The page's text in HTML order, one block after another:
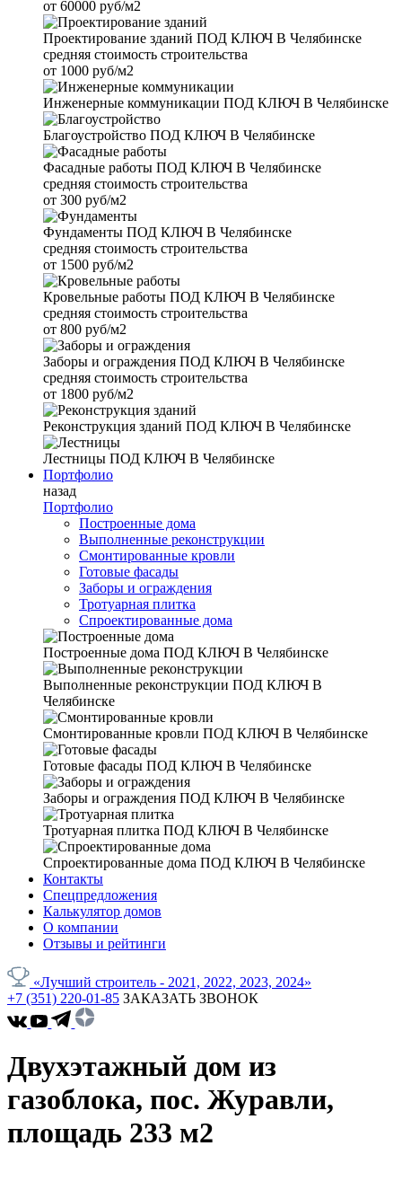
от 60000 руб/м2
Проектирование зданий ПОД КЛЮЧ В Челябинске
средняя стоимость строительства
от 1000 руб/м2
Инженерные коммуникации ПОД КЛЮЧ В Челябинске
Благоустройство ПОД КЛЮЧ В Челябинске
Фасадные работы ПОД КЛЮЧ В Челябинске
средняя стоимость строительства
от 300 руб/м2
Фундаменты ПОД КЛЮЧ В Челябинске
средняя стоимость строительства
от 1500 руб/м2
Кровельные работы ПОД КЛЮЧ В Челябинске
средняя стоимость строительства
от 800 руб/м2
Заборы и ограждения ПОД КЛЮЧ В Челябинске
средняя стоимость строительства
от 1800 руб/м2
Реконструкция зданий ПОД КЛЮЧ В Челябинске
Лестницы ПОД КЛЮЧ В Челябинске
Портфолио
назад
Портфолио
Построенные дома
Выполненные реконструкции
Смонтированные кровли
Готовые фасады
Заборы и ограждения
Тротуарная плитка
Спроектированные дома
Построенные дома ПОД КЛЮЧ В Челябинске
Выполненные реконструкции ПОД КЛЮЧ В
Челябинске
Смонтированные кровли ПОД КЛЮЧ В Челябинске
Готовые фасады ПОД КЛЮЧ В Челябинске
Заборы и ограждения ПОД КЛЮЧ В Челябинске
Тротуарная плитка ПОД КЛЮЧ В Челябинске
Спроектированные дома ПОД КЛЮЧ В Челябинске
Контакты
Спецпредложения
Калькулятор домов
О компании
Отзывы и рейтинги
«Лучший строитель - 2021, 2022, 2023, 2024»
+7 (351) 220-01-85 ЗАКАЗАТЬ ЗВОНОК
Двухэтажный дом из
газоблока, пос. Журавли,
площадь 233 м2